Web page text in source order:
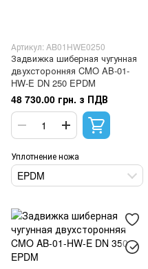
Артикул: AB01HWE0250
Задвижка шиберная чугунная
двухсторонняя CMO AB-01-
HW-E DN 250 EPDM
48 730.00 грн. з ПДВ
Уплотнение ножа
EPDM